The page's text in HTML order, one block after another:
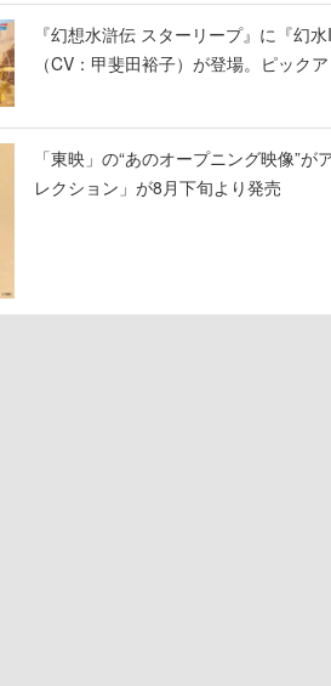
『幻想水滸伝 スターリープ』に『幻
（CV：甲斐田裕子）が登場。ピック
「東映」の“あのオープニング映像”
レクション」が8月下旬より発売